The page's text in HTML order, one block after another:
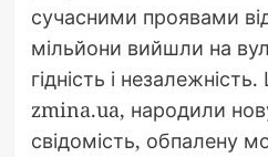
сучасними проявами
мільйони вийшли на
гідність і
zmina.ua, народили
свідомість, обпалену